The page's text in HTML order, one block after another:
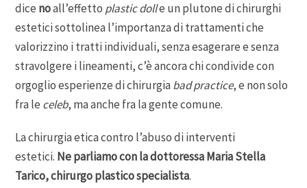
dice noall’effetto plastic dolle un plutone di chirurghi
estetici sottolinea l’importanza di trattamenti che
valorizzino i tratti individuali, senza esagerare e senza
stravolgere i lineamenti, c’è ancora chi condivide con
orgoglio esperienze di chirurgiabad practice, e non solo
fra le celeb, ma anche fra la gente comune.
La chirurgia etica contro l’abuso di interventi
estetici. Ne parliamo con la dottoressa Maria Stella
Tarico, chirurgo plastico specialista.